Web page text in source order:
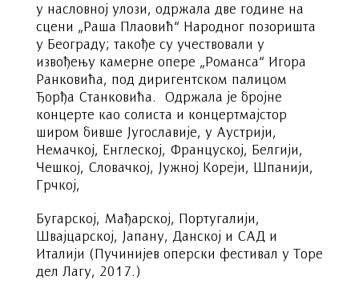
у насловној улози, одржала две године на
сцени „Раша Плаовић“ Народног позоришта
у Београду; такође су учествовали у
извођењу камерне опере „Романса“ Игора
Ранковића, под диригентском палицом
Ђорђа Станковића. Одржала је бројне
концерте као солиста и концертмајстор
широм бивше Југославије, у Аустрији,
Немачкој, Енглеској, Француској, Белгији,
Чешкој, Словачкој, Јужној Кореји, Шпанији,
Грчкој,
Бугарској, Мађарској, Португалији,
Швајцарској, Јапану, Данској и САД и
Италији (Пучинијев оперски фестивал у Торе
дел Лагу, 2017.)